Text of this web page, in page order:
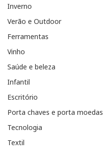
Inverno
Verão e Outdoor
Ferramentas
Vinho
Saúde e beleza
Infantil
Escritório
Porta chaves e porta moedas
Tecnologia
Textil